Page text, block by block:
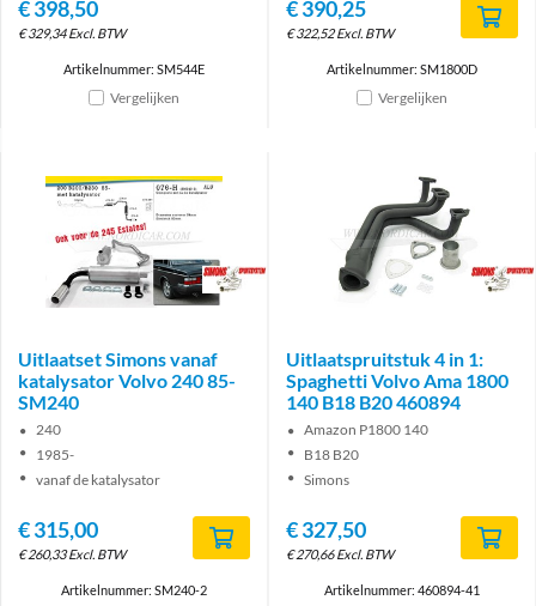
€398,50
€329,34 Excl. BTW
Artikelnummer: SM544E
Vergelijken
€390,25
€322,52 Excl. BTW
Artikelnummer: SM1800D
Vergelijken
Brand
Uitlaatset Simons vanaf
katalysator Volvo 240 85-
SM240
240
1985-
vanaf de katalysator
€315,00
€260,33 Excl. BTW
Artikelnummer: SM240-2
Brand
Uitlaatspruitstuk 4 in 1:
Spaghetti Volvo Ama 1800
140 B18 B20 460894
Amazon P1800 140
B18 B20
Simons
€327,50
€270,66 Excl. BTW
Artikelnummer: 460894-41